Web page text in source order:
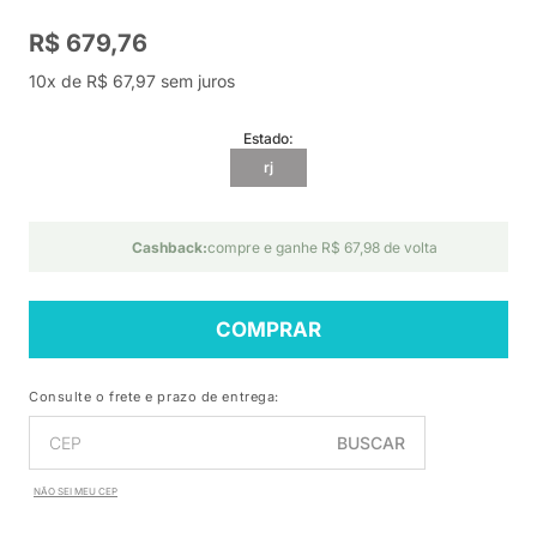
R$ 679,76
10x de R$ 67,97 sem juros
Estado:
rj
Cashback:compre e ganhe R$ 67,98 de volta
COMPRAR
Consulte o frete e prazo de entrega:
BUSCAR
NÃO SEI MEU CEP